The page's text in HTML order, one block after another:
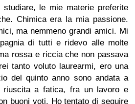
studiare, le mie materie preferite
Chimica era la mia passione.
ma nemmeno grandi amici. Mi
di tutti e ridevo alle molte
rossa e riccia che non passava
tanto voluto laurearmi, ero una
del quinto anno sono andata a
riuscita a fatica, fra un lavoro e
buoni voti. Ho tentato di seguire